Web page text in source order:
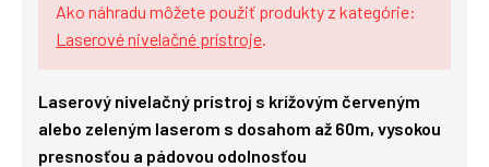
Ako náhradu môžete použiť produkty z kategórie:
Laserové nivelačné prístroje.
Laserový nivelačný prístroj s krížovým červeným
alebo zeleným laserom s dosahom až 60m, vysokou
presnosťou a pádovou odolnosťou